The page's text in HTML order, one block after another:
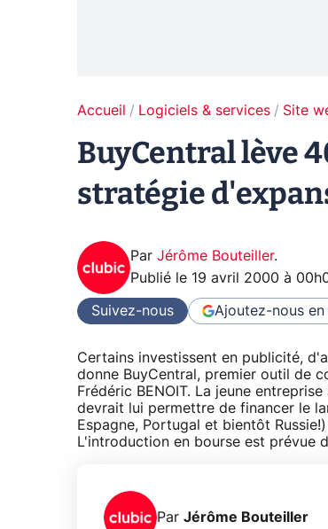
Accueil Logiciels & services Site
BuyCentral lève
stratégie
Par Jérôme Bouteiller.
Publié le 19 avril 2000 à
Suivez-nous Ajoutez-nous
Certains investissent en publicité,
donne BuyCentral, premier outil de
Frédéric BENOIT. La jeune
devrait lui permettre de financer le
Espagne, Portugal et bientôt
L'introduction en bourse est prévue
Par Jérôme Bouteiller